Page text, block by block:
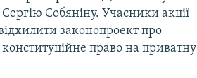
Собяніну. Учасники акції
законопроект про
право на приватну